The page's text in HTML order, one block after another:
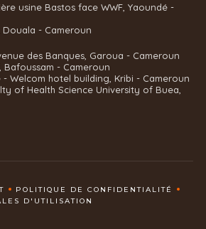
usine Bastos face WWF, Yaoundé -
- Cameroun
des Banques, Garoua - Cameroun
- Cameroun
Welcom hotel building, Kribi - Cameroun
of Health Science University of Buea,
POLITIQUE DE CONFIDENTIALITÉ
D'UTILISATION